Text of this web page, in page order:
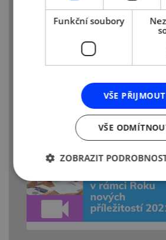
Můžete se těšit na tyto
Letecký průmysl
Kosmický průmysl
Nanotechnologie,
Biomedicínské
Stavební průmysl
Farmaceutický průmysl
Funkční soubory
VŠE PŘIJMOUT
VŠE
ZOBRAZIT